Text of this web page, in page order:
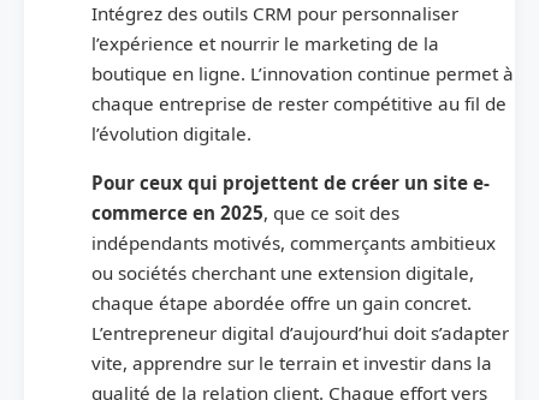
Intégrez des outils CRM pour personnaliser
l’expérience et nourrir le marketing de la
boutique en ligne. L’innovation continue permet à
chaque entreprise de rester compétitive au fil de
l’évolution digitale.
Pour ceux qui projettent de créer un site e-
commerce en 2025, que ce soit des
indépendants motivés, commerçants ambitieux
ou sociétés cherchant une extension digitale,
chaque étape abordée offre un gain concret.
L’entrepreneur digital d’aujourd’hui doit s’adapter
vite, apprendre sur le terrain et investir dans la
qualité de la relation client. Chaque effort vers